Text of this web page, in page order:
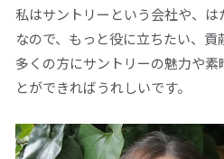
私はサントリーという会社や、
なので、もっと役に立ちたい、貢
多くの方にサントリーの魅力や
とができればうれしいです。